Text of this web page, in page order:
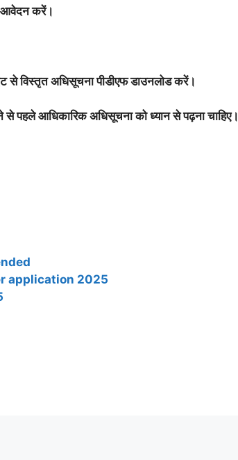
करें।
से विस्तृत अधिसूचना पीडीएफ डाउनलोड करें।
पहले आधिकारिक अधिसूचना को ध्यान से पढ़ना चाहिए।
application 2025